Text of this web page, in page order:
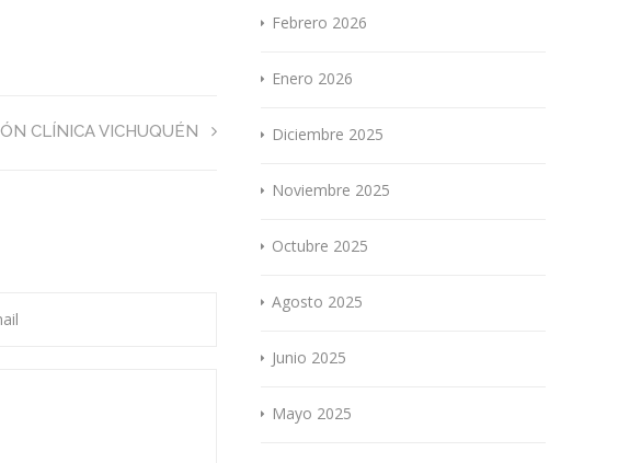
CLÍNICA VICHUQUÉN
Febrero 2026
Enero 2026
Diciembre 2025
Noviembre 2025
Octubre 2025
Agosto 2025
Junio 2025
Mayo 2025